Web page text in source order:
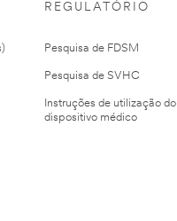
REGULATÓRIO
Pesquisa de FDSM
Pesquisa de SVHC
Instruções de utilização do
dispositivo médico